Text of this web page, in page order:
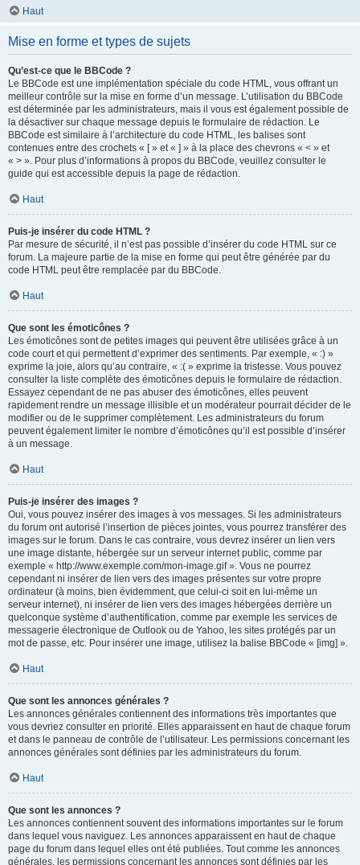
Haut
Mise en forme et types de sujets
Qu’est-ce que le BBCode ?
Le BBCode est une implémentation spéciale du code HTML, vous offrant un
meilleur contrôle sur la mise en forme d’un message. L’utilisation du BBCode
est déterminée par les administrateurs, mais il vous est également possible de
la désactiver sur chaque message depuis le formulaire de rédaction. Le
BBCode est similaire à l’architecture du code HTML, les balises sont
contenues entre des crochets « [ » et « ] » à la place des chevrons « < » et
« > ». Pour plus d’informations à propos du BBCode, veuillez consulter le
guide qui est accessible depuis la page de rédaction.
Haut
Puis-je insérer du code HTML ?
Par mesure de sécurité, il n’est pas possible d’insérer du code HTML sur ce
forum. La majeure partie de la mise en forme qui peut être générée par du
code HTML peut être remplacée par du BBCode.
Haut
Que sont les émoticônes ?
Les émoticônes sont de petites images qui peuvent être utilisées grâce à un
code court et qui permettent d’exprimer des sentiments. Par exemple, « :) »
exprime la joie, alors qu’au contraire, « :( » exprime la tristesse. Vous pouvez
consulter la liste complète des émoticônes depuis le formulaire de rédaction.
Essayez cependant de ne pas abuser des émoticônes, elles peuvent
rapidement rendre un message illisible et un modérateur pourrait décider de le
modifier ou de le supprimer complètement. Les administrateurs du forum
peuvent également limiter le nombre d’émoticônes qu’il est possible d’insérer
à un message.
Haut
Puis-je insérer des images ?
Oui, vous pouvez insérer des images à vos messages. Si les administrateurs
du forum ont autorisé l’insertion de pièces jointes, vous pourrez transférer des
images sur le forum. Dans le cas contraire, vous devrez insérer un lien vers
une image distante, hébergée sur un serveur internet public, comme par
exemple « http://www.exemple.com/mon-image.gif ». Vous ne pourrez
cependant ni insérer de lien vers des images présentes sur votre propre
ordinateur (à moins, bien évidemment, que celui-ci soit en lui-même un
serveur internet), ni insérer de lien vers des images hébergées derrière un
quelconque système d’authentification, comme par exemple les services de
messagerie électronique de Outlook ou de Yahoo, les sites protégés par un
mot de passe, etc. Pour insérer une image, utilisez la balise BBCode « [img] ».
Haut
Que sont les annonces générales ?
Les annonces générales contiennent des informations très importantes que
vous devriez consulter en priorité. Elles apparaissent en haut de chaque forum
et dans le panneau de contrôle de l’utilisateur. Les permissions concernant les
annonces générales sont définies par les administrateurs du forum.
Haut
Que sont les annonces ?
Les annonces contiennent souvent des informations importantes sur le forum
dans lequel vous naviguez. Les annonces apparaissent en haut de chaque
page du forum dans lequel elles ont été publiées. Tout comme les annonces
générales, les permissions concernant les annonces sont définies par les